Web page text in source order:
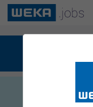
weka.jobs, le